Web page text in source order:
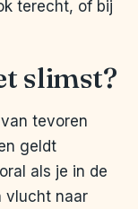
terecht, of bij
slimst?
tevoren
geldt
als je in de
vlucht naar